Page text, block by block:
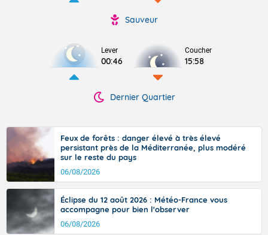
Sauveur
Lever
00:46
Coucher
15:58
Dernier Quartier
Feux de forêts : danger élevé à très élevé
persistant près de la Méditerranée, plus modéré
sur le reste du pays
06/08/2026
Éclipse du 12 août 2026 : Météo-France vous
accompagne pour bien l'observer
06/08/2026